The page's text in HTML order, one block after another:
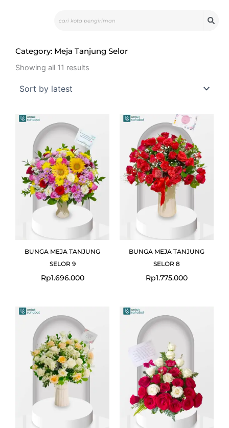
Category: Meja Tanjung Selor
Showing all 11 results
BUNGA MEJA TANJUNG
SELOR 9
Rp1.696.000
BUNGA MEJA TANJUNG
SELOR 8
Rp1.775.000